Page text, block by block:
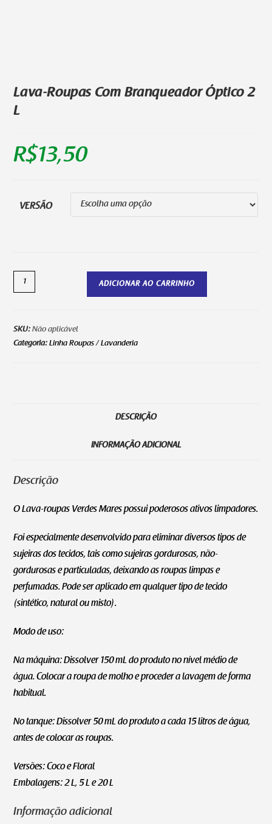
Lava-Roupas Com Branqueador Óptico 2
L
R$13,50
VERSÃO
ADICIONAR AO CARRINHO
SKU:Não aplicável
Categoria:Linha Roupas / Lavanderia
DESCRIÇÃO
INFORMAÇÃO ADICIONAL
Descrição
O Lava-roupas Verdes Mares possui poderosos ativos limpadores.
Foi especialmente desenvolvido para eliminar diversos tipos de
sujeiras dos tecidos, tais como sujeiras gordurosas, não-
gordurosas e particuladas, deixando as roupas limpas e
perfumadas. Pode ser aplicado em qualquer tipo de tecido
(sintético, natural ou misto).
Modo de uso:
Na máquina: Dissolver 150 mL do produto no nível médio de
água. Colocar a roupa de molho e proceder a lavagem de forma
habitual.
No tanque: Dissolver 50 mL do produto a cada 15 litros de água,
antes de colocar as roupas.
Versões: Coco e Floral
Embalagens: 2 L, 5 L e 20 L
Informação adicional